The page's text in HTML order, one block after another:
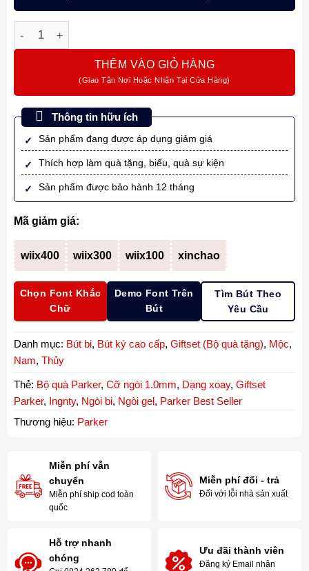
Bộ quà tặng bút ký Parker INGNTY BLK CT-2181997 kèm sổ
THÊM VÀO GIỎ HÀNG
Thông tin hữu ích
Sản phẩm đang được áp dụng giảm giá
Thích hợp làm quà tặng, biếu, quà sự kiện
Sản phẩm được bảo hành 12 tháng
Mã giảm giá:
wiix400 wiix300 wiix100 xinchao
Chọn Font Khắc
Chữ
Demo Font Trên
Bút
Tìm Bút Theo
Yêu Cầu
Danh mục: Bút bi, Bút ký cao cấp, Giftset (Bộ quà tặng), Mộc,
Nam, Thủy
Thẻ: Bộ quà Parker, Cỡ ngòi 1.0mm, Dạng xoay, Giftset
Parker, Ingnty, Ngòi bi, Ngòi gel, Parker Best Seller
Thương hiệu: Parker
Miễn phí vẫn
chuyển
Miễn phí ship cod toàn
quốc
Miễn phí đổi - trả
Đối với lỗi nhà sản xuất
Hỗ trợ nhanh
chóng
Ưu đãi thành viên
Đăng ký Email nhận